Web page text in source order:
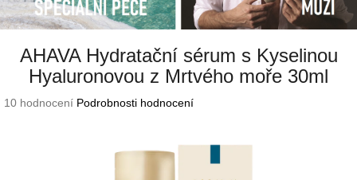
AHAVA Hydratační sérum s Kyselinou
Hyaluronovou z Mrtvého moře 30ml
Průměrné
10 hodnocení Podrobnosti hodnocení